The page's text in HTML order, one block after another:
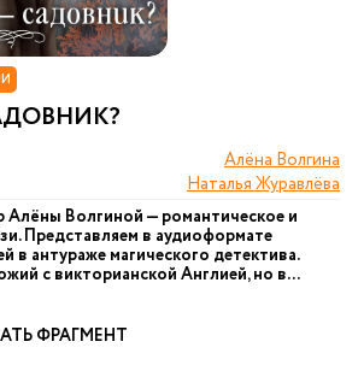
Алёна Волгина
Наталья Журавлёва
Волгиной — романтическое и
Представляем в аудиоформате
в антураже магического детектива.
с викторианской Англией, но в...
ФРАГМЕНТ